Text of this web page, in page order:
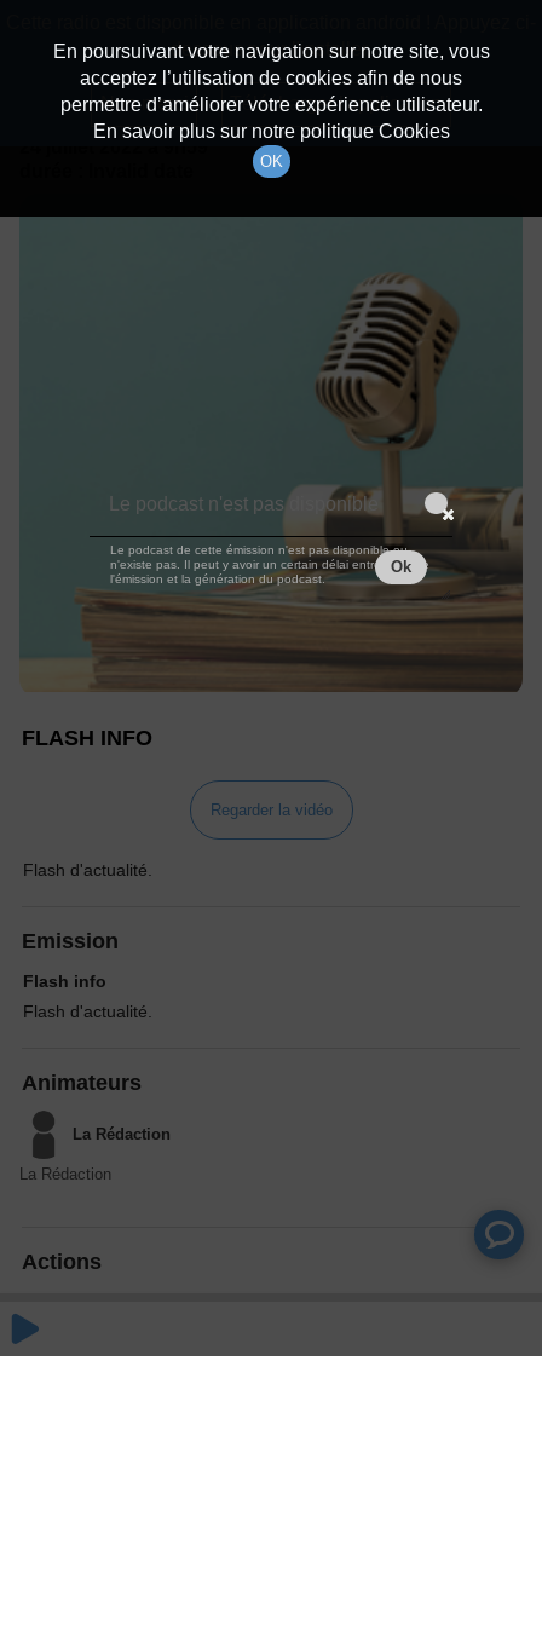
Détails De L'épisode
à 9h59
FLASH INFO
Regarder la vidéo
Flash d'actualité.
Emission
Flash info
Flash d'actualité.
Animateurs
La Rédaction
La Rédaction
Actions
En poursuivant votre navigation sur notre site, vous
acceptez l’utilisation de cookies afin de nous
permettre d’améliorer votre expérience utilisateur.
En savoir plus sur notre politique Cookies
OK
dessous pour l'installer.
Non merci Télécharger l'application
Le podcast n'est pas disponible
Le podcast de cette émission n'est pas disponible ou
n'existe pas. Il peut y avoir un certain délai entre la fin de
l'émission et la génération du podcast.
Ok